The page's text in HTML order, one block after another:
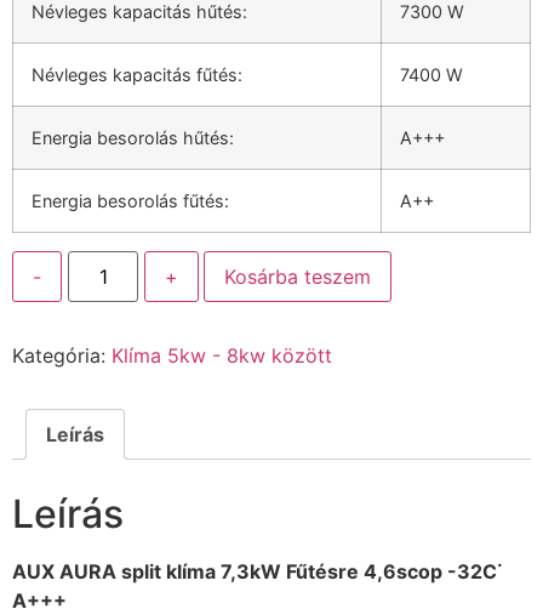
Névleges kapacitás hűtés: 7300 W
Névleges kapacitás fűtés: 7400 W
Energia besorolás hűtés: A+++
Energia besorolás fűtés: A++
- + Kosárba teszem
Kategória: Klíma 5kw - 8kw között
Leírás
Leírás
AUX AURA split klíma 7,3kW Fűtésre 4,6scop -32C˙
A+++